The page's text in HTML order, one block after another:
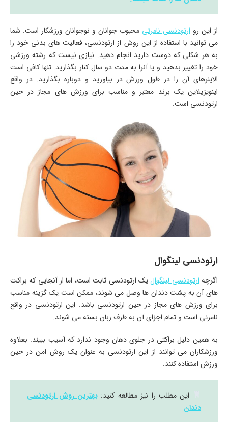
از این رو ارتودنسی نامرئی محبوب جوانان و نوجوانان ورزشکار است. شما
می توانید با استفاده از این روش از ارتودنسی، فعالیت های بدنی خود را
به هر شکلی که دوست دارید انجام دهید. نیازی نیست که رشته ورزشی
خود را تغییر بدهید و یا آنرا به مدت دو سال کنار بگذارید. تنها کافی است
الاینرهای آن را در طول ورزش در بیاورید و دوباره بگذارید. در واقع
اینویزیلاین یک برند معتبر و مناسب برای ورزش های مجاز در حین
ارتودنسی است.
ارتودنسی لینگوال
اگرچهارتودنسی لینگوالیک ارتودنسی ثابت است، اما از آنجایی که براکت
های آن به پشت دندان ها وصل می شوند، ممکن است یک گزینه مناسب
برای ورزش های مجاز در حین ارتودنسی باشد. این ارتودنسی در واقع
نامرئی است و تمام اجزای آن به طرف زبان بسته می شوند.
به همین دلیل براکتی در جلوی دهان وجود ندارد که آسیب ببیند. بعلاوه
ورزشکاران می توانند از این ارتودنسی به عنوان یک روش امن در حین
ورزش استفاده کنند.
این مطلب را نیز مطالعه کنید: بهترین روش ارتودنسی
دندان